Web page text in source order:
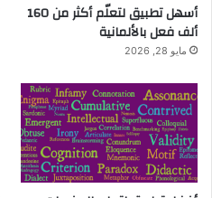
أسهل تطبيق لتعلّم أكثر من 160
ألف فعل بالألمانية
مايو 28, 2026